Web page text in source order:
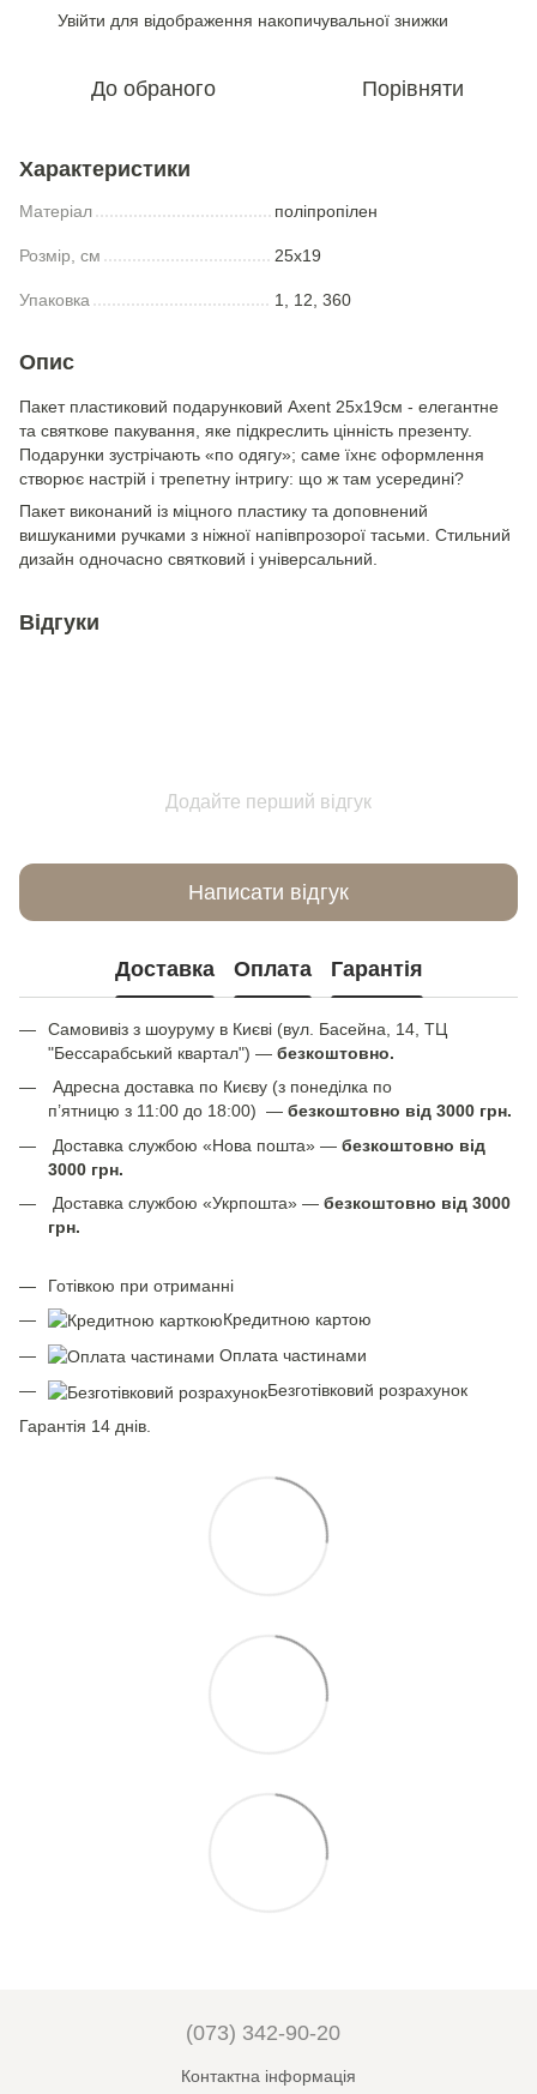
Увійти для відображення накопичувальної знижки
До обраного Порівняти
Характеристики
Матеріал поліпропілен
Розмір, см 25x19
Упаковка 1, 12, 360
Опис
Пакет пластиковий подарунковий Axent 25х19см - елегантне
та святкове пакування, яке підкреслить цінність презенту.
Подарунки зустрічають «по одягу»; саме їхнє оформлення
створює настрій і трепетну інтригу: що ж там усередині?
Пакет виконаний із міцного пластику та доповнений
вишуканими ручками з ніжної напівпрозорої тасьми. Стильний
дизайн одночасно святковий і універсальний.
Відгуки
Додайте перший відгук
Написати відгук
Доставка Оплата Гарантія
Самовивіз з шоуруму в Києві (вул. Басейна, 14, ТЦ
"Бессарабський квартал") — безкоштовно.
Адресна доставка по Києву (з понеділка по
п’ятницю з 11:00 до 18:00) — безкоштовно від 3000 грн.
Доставка службою «Нова пошта» — безкоштовно від
3000 грн.
Доставка службою «Укрпошта» — безкоштовно від 3000
грн.
Готівкою при отриманні
Кредитною картою
Оплата частинами
Безготівковий розрахунок
Гарантія 14 днів.
(073) 342-90-20
Контактна інформація